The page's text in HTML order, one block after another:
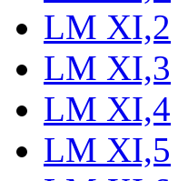
LM XI,2
LM XI,3
LM XI,4
LM XI,5